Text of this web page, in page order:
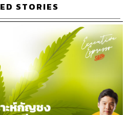
Podcast
The Secret Sauce
THG
STORIES